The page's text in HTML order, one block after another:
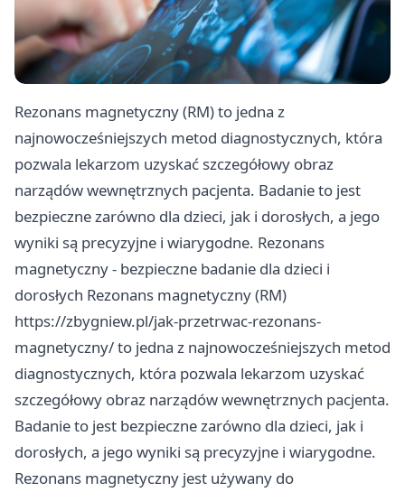
Rezonans magnetyczny (RM) to jedna z
najnowocześniejszych metod diagnostycznych, która
pozwala lekarzom uzyskać szczegółowy obraz
narządów wewnętrznych pacjenta. Badanie to jest
bezpieczne zarówno dla dzieci, jak i dorosłych, a jego
wyniki są precyzyjne i wiarygodne. Rezonans
magnetyczny - bezpieczne badanie dla dzieci i
dorosłych Rezonans magnetyczny (RM)
https://zbygniew.pl/jak-przetrwac-rezonans-
magnetyczny/to jedna z najnowocześniejszych metod
diagnostycznych, która pozwala lekarzom uzyskać
szczegółowy obraz narządów wewnętrznych pacjenta.
Badanie to jest bezpieczne zarówno dla dzieci, jak i
dorosłych, a jego wyniki są precyzyjne i wiarygodne.
Rezonans magnetyczny jest używany do